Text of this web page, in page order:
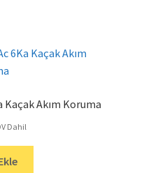
Kaçak Akım Koruma
Dahil